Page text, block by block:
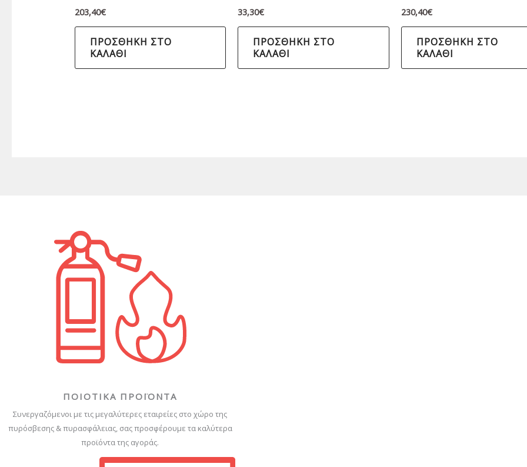
203,40€
ΠΡΟΣΘΉΚΗ ΣΤΟ
ΚΑΛΆΘΙ
33,30€
ΠΡΟΣΘΉΚΗ ΣΤΟ
ΚΑΛΆΘΙ
230,40€
ΠΡΟΣΘΉΚΗ ΣΤΟ
ΚΑΛΆΘΙ
ΠΟΙΟΤΙΚΑ ΠΡΟΪΟΝΤΑ
Συνεργαζόμενοι με τις μεγαλύτερες εταιρείες στο χώρο της
πυρόσβεσης & πυρασφάλειας, σας προσφέρουμε τα καλύτερα
προϊόντα της αγοράς.